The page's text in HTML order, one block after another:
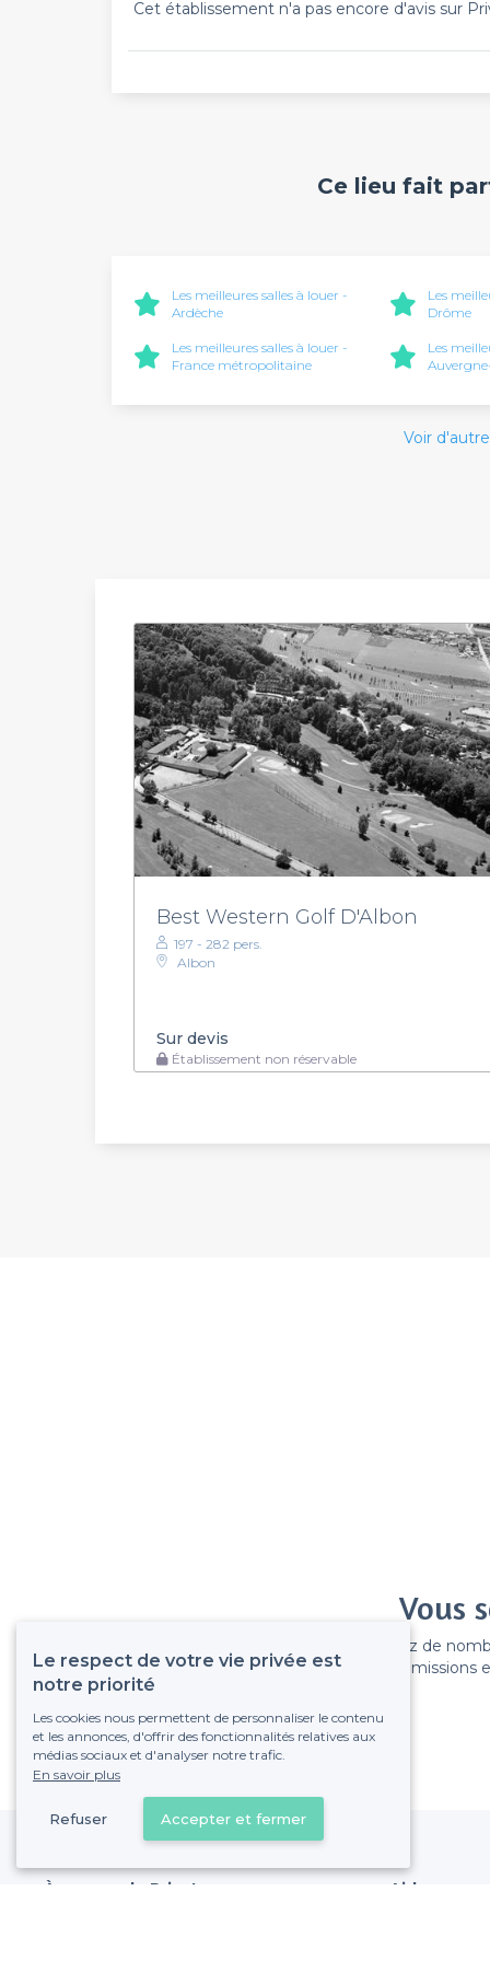
Cet établissement n'a pas encore d'avis sur
Ce lieu fait
Les meilleures salles à louer -
Ardèche
Les
Drôme
Les meilleures salles à louer -
France métropolitaine
Les
Voir
Best Western Golf D'Albon
197 - 282 pers.
Albon
Sur devis
Établissement non réservable
Vous
Gagnez de
Pas de commissions
À propos de Privateaser Aide
Le respect de votre vie privée est
notre priorité
Les cookies nous permettent de personnaliser le contenu
et les annonces, d'offrir des fonctionnalités relatives aux
médias sociaux et d'analyser notre trafic.
En savoir plus
Refuser Accepter et fermer